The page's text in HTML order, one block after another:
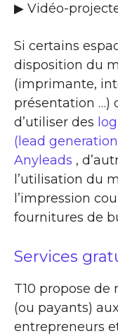
▶ Vidéo-
Si certains
disposition du
(imprimante,
présentation …)
d’utiliser des
(lead
Anyleads ,
l’utilisation du
l’impression
fournitures de
Services
T10 propose
(ou payants)
entrepreneurs